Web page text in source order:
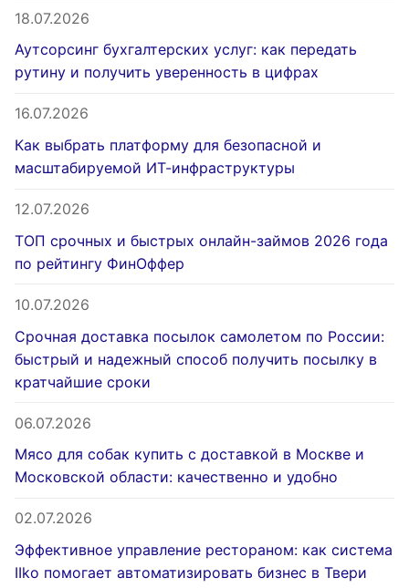
18.07.2026
Аутсорсинг бухгалтерских услуг: как передать
рутину и получить уверенность в цифрах
16.07.2026
Как выбрать платформу для безопасной и
масштабируемой ИТ-инфраструктуры
12.07.2026
ТОП срочных и быстрых онлайн-займов 2026 года
по рейтингу ФинОффер
10.07.2026
Срочная доставка посылок самолетом по России:
быстрый и надежный способ получить посылку в
кратчайшие сроки
06.07.2026
Мясо для собак купить с доставкой в Москве и
Московской области: качественно и удобно
02.07.2026
Эффективное управление рестораном: как система
IIko помогает автоматизировать бизнес в Твери